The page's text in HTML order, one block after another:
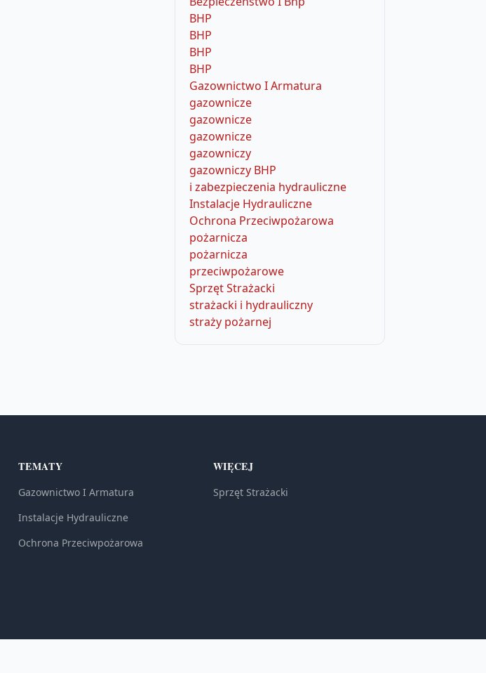
BHP
BHP
BHP
BHP
Gazownictwo I Armatura
gazownicze
gazownicze
gazownicze
gazowniczy
gazowniczy BHP
i zabezpieczenia hydrauliczne
Instalacje Hydrauliczne
Ochrona Przeciwpożarowa
pożarnicza
pożarnicza
przeciwpożarowe
Sprzęt Strażacki
strażacki i hydrauliczny
straży pożarnej
TEMATY
Gazownictwo I Armatura
Instalacje Hydrauliczne
Ochrona Przeciwpożarowa
WIĘCEJ
Sprzęt Strażacki